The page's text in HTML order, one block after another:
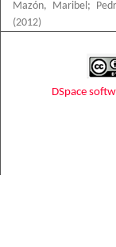
Mazón, Maribel ;
(2012)
DSpace